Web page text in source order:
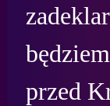
przed